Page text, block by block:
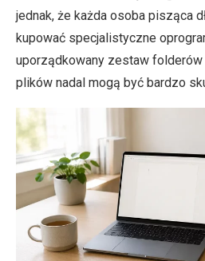
jednak, że każda osoba pisząca
kupować specjalistyczne
uporządkowany zestaw
plików nadal mogą być bardzo